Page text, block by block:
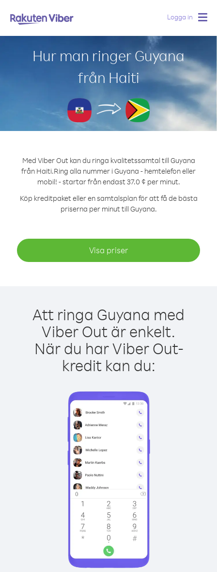
Logga in
Hur man ringer Guyana
från Haiti
Med Viber Out kan du ringa kvalitetssamtal till Guyana
från Haiti.Ring alla nummer i Guyana - hemtelefon eller
mobil! - startar från endast 37.0 ¢ per minut.
Köp kreditpaket eller en samtalsplan för att få de bästa
priserna per minut till Guyana.
Visa priser
Att ringa Guyana med
Viber Out är enkelt.
När du har Viber Out-
kredit kan du: